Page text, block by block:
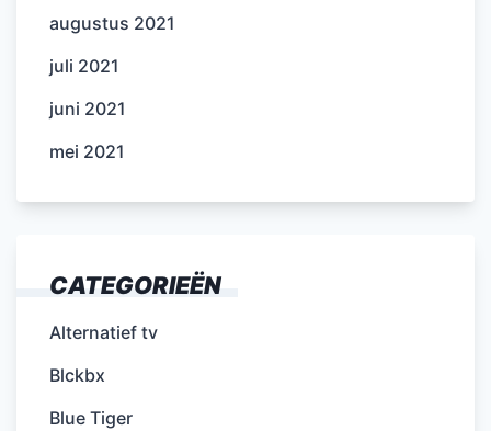
augustus 2021
juli 2021
juni 2021
mei 2021
CATEGORIEËN
Alternatief tv
Blckbx
Blue Tiger